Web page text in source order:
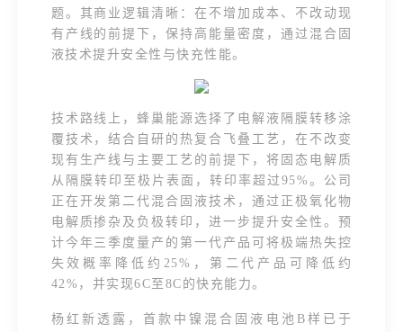
题。其商业逻辑清晰：在不增加成本、不改动现
有产线的前提下，保持高能量密度，通过混合固
液技术提升安全性与快充性能。
技术路线上，蜂巢能源选择了电解液隔膜转移涂
覆技术，结合自研的热复合飞叠工艺，在不改变
现有生产线与主要工艺的前提下，将固态电解质
从隔膜转印至极片表面，转印率超过95%。公司
正在开发第二代混合固液技术，通过正极氧化物
电解质掺杂及负极转印，进一步提升安全性。预
计今年三季度量产的第一代产品可将极端热失控
失效概率降低约25%，第二代产品可降低约
42%，并实现6C至8C的快充能力。
杨红新透露，首款中镍混合固液电池B样已于